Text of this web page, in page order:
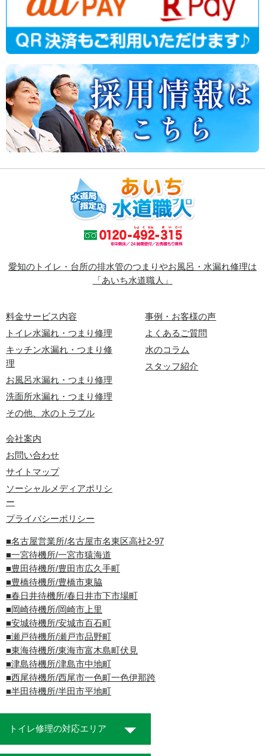
愛知のトイレ・台所の排水管のつまりやお風呂・水漏れ修理は
「あいち水道職人」
料金サービス内容
トイレ水漏れ・つまり修理
キッチン水漏れ・つまり修
理
お風呂水漏れ・つまり修理
洗面所水漏れ・つまり修理
その他、水のトラブル
事例・お客様の声
よくあるご質問
水のコラム
スタッフ紹介
会社案内
お問い合わせ
サイトマップ
ソーシャルメディアポリシ
ー
プライバシーポリシー
■名古屋営業所/名古屋市名東区高社2-97
■一宮待機所/一宮市猿海道
■豊田待機所/豊田市広久手町
■豊橋待機所/豊橋市東脇
■春日井待機所/春日井市下市場町
■岡崎待機所/岡崎市上里
■安城待機所/安城市百石町
■瀬戸待機所/瀬戸市品野町
■東海待機所/東海市富木島町伏見
■津島待機所/津島市中地町
■西尾待機所/西尾市一色町一色伊那跨
■半田待機所/半田市平地町
トイレ修理の対応エリア